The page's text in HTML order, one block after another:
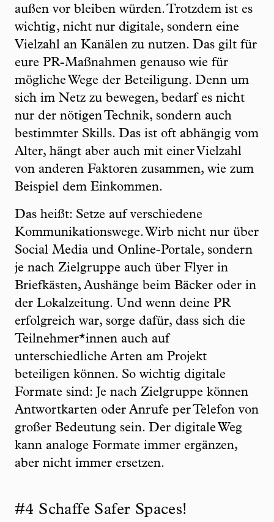
außen vor bleiben würden. Trotzdem ist es
wichtig, nicht nur digitale, sondern eine
Vielzahl an Kanälen zu nutzen. Das gilt für
eure PR-Maßnahmen genauso wie für
mögliche Wege der Beteiligung. Denn um
sich im Netz zu bewegen, bedarf es nicht
nur der nötigen Technik, sondern auch
bestimmter Skills. Das ist oft abhängig vom
Alter, hängt aber auch mit einer Vielzahl
von anderen Faktoren zusammen, wie zum
Beispiel dem Einkommen.
Das heißt: Setze auf verschiedene
Kommunikationswege. Wirb nicht nur über
Social Media und Online-Portale, sondern
je nach Zielgruppe auch über Flyer in
Briefkästen, Aushänge beim Bäcker oder in
der Lokalzeitung. Und wenn deine PR
erfolgreich war, sorge dafür, dass sich die
Teilnehmer*innen auch auf
unterschiedliche Arten am Projekt
beteiligen können. So wichtig digitale
Formate sind: Je nach Zielgruppe können
Antwortkarten oder Anrufe per Telefon von
großer Bedeutung sein. Der digitale Weg
kann analoge Formate immer ergänzen,
aber nicht immer ersetzen.
#4 Schaffe Safer Spaces!